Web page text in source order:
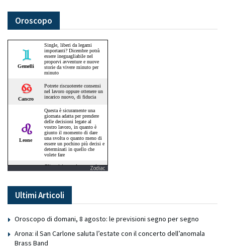
Oroscopo
Zodiac
Ultimi Articoli
Oroscopo di domani, 8 agosto: le previsioni segno per segno
Arona: il San Carlone saluta l’estate con il concerto dell’anomala
Brass Band